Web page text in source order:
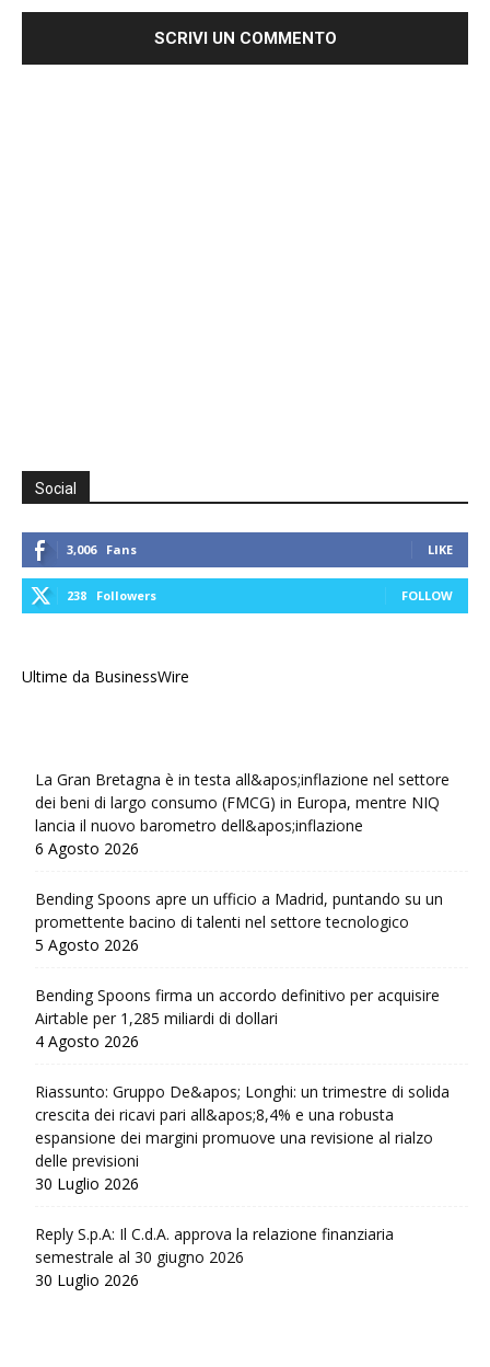
Social
3,006 Fans LIKE
238 Followers FOLLOW
Ultime da BusinessWire
La Gran Bretagna è in testa all&apos;inflazione nel settore
dei beni di largo consumo (FMCG) in Europa, mentre NIQ
lancia il nuovo barometro dell&apos;inflazione
6 Agosto 2026
Bending Spoons apre un ufficio a Madrid, puntando su un
promettente bacino di talenti nel settore tecnologico
5 Agosto 2026
Bending Spoons firma un accordo definitivo per acquisire
Airtable per 1,285 miliardi di dollari
4 Agosto 2026
Riassunto: Gruppo De&apos; Longhi: un trimestre di solida
crescita dei ricavi pari all&apos;8,4% e una robusta
espansione dei margini promuove una revisione al rialzo
delle previsioni
30 Luglio 2026
Reply S.p.A: Il C.d.A. approva la relazione finanziaria
semestrale al 30 giugno 2026
30 Luglio 2026